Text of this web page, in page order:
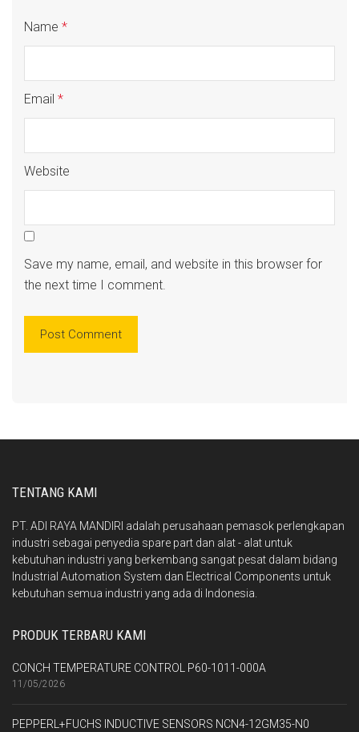
Name *
Email *
Website
Save my name, email, and website in this browser for
the next time I comment.
TENTANG KAMI
PT. ADI RAYA MANDIRI adalah perusahaan pemasok perlengkapan
industri sebagai penyedia spare part dan alat - alat untuk
kebutuhan industri yang berkembang sangat pesat dalam bidang
Industrial Automation System dan Electrical Components untuk
kebutuhan semua industri yang ada di Indonesia.
PRODUK TERBARU KAMI
CONCH TEMPERATURE CONTROL P60-1011-000A
11/05/2026
PEPPERL+FUCHS INDUCTIVE SENSORS NCN4-12GM35-N0